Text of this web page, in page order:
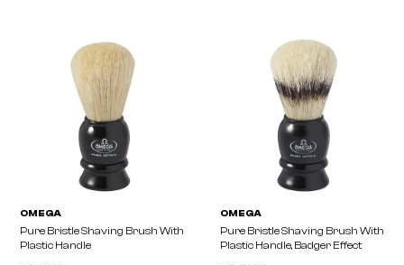
1541 LONDON
Vegan Brush With Handle
1541 LONDON
Military Brush